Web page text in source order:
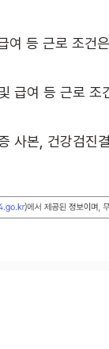
여 등 근로 조건
급여 등 근로 조
사본, 건강검진